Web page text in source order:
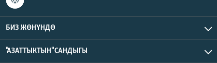
БИЗ ЖӨНҮНДӨ
"АЗАТТЫКТЫН" САНДЫГЫ